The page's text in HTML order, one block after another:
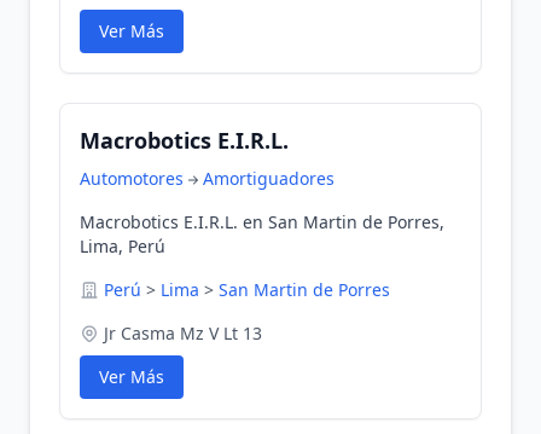
Ver Más
Macrobotics E.I.R.L.
Automotores
Amortiguadores
Macrobotics E.I.R.L. en San Martin de Porres,
Lima, Perú
Perú > Lima > San Martin de Porres
Jr Casma Mz V Lt 13
Ver Más